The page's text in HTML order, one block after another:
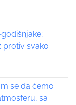
protiv svako
se da ćemo
sa